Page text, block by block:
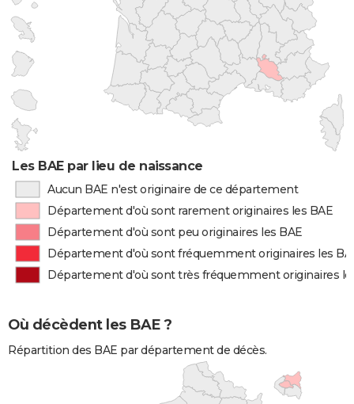
Les BAE par lieu de naissance
Aucun BAE n'est originaire de ce département
Département d'où sont rarement originaires les BAE
Département d'où sont peu originaires les BAE
Département d'où sont fréquemment originaires les
Département d'où sont très fréquemment originaires
Où décèdent les BAE ?
Répartition des BAE par département de décès.